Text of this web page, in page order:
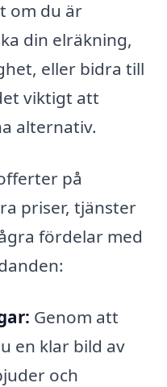
om du är
din elräkning,
eller bidra till
viktigt att
alternativ.
på
priser, tjänster
fördelar med
Genom att
en klar bild av
och